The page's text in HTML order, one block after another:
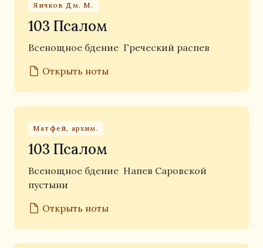
Яичков Дм. М.
103 Псалом
Всенощное бдение Греческий распев
Открыть ноты
Матфей, архим.
103 Псалом
Всенощное бдение Напев Саровской
пустыни
Открыть ноты